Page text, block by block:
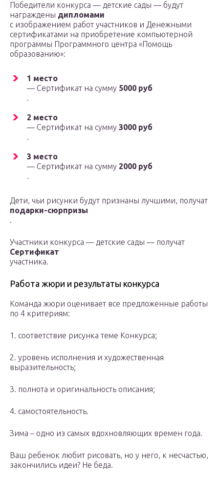
Победители конкурса — детские сады — будут
награждены дипломами
с изображением работ участников и Денежными
сертификатами на приобретение компьютерной
программы Программного центра «Помощь
образованию»:
1 место
— Сертификат на сумму 5000 руб
.
2 место
— Сертификат на сумму 3000 руб
.
3 место
— Сертификат на сумму 2000 руб
.
Дети, чьи рисунки будут признаны лучшими, получат
подарки-сюрпризы
.
Участники конкурса — детские сады — получат
Сертификат
участника.
Работа жюри и результаты конкурса
Команда жюри оценивает все предложенные работы
по 4 критериям:
1. соответствие рисунка теме Конкурса;
2. уровень исполнения и художественная
выразительность;
3. полнота и оригинальность описания;
4. самостоятельность.
Зима – одно из самых вдохновляющих времен года.
Ваш ребенок любит рисовать, но у него, к несчастью,
закончились идеи? Не беда.